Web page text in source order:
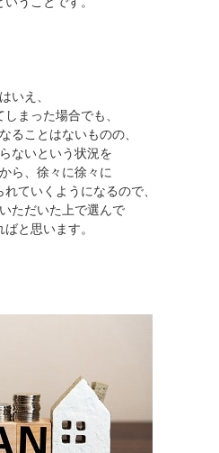
いえ、
まった場合でも、
ることはないものの、
ないという状況を
ら、徐々に徐々に
ていくようになるので、
ただいた上で選んで
と思います。